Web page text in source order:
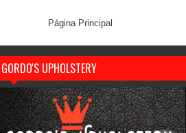
Página Principal
GORDO'S UPHOLSTERY